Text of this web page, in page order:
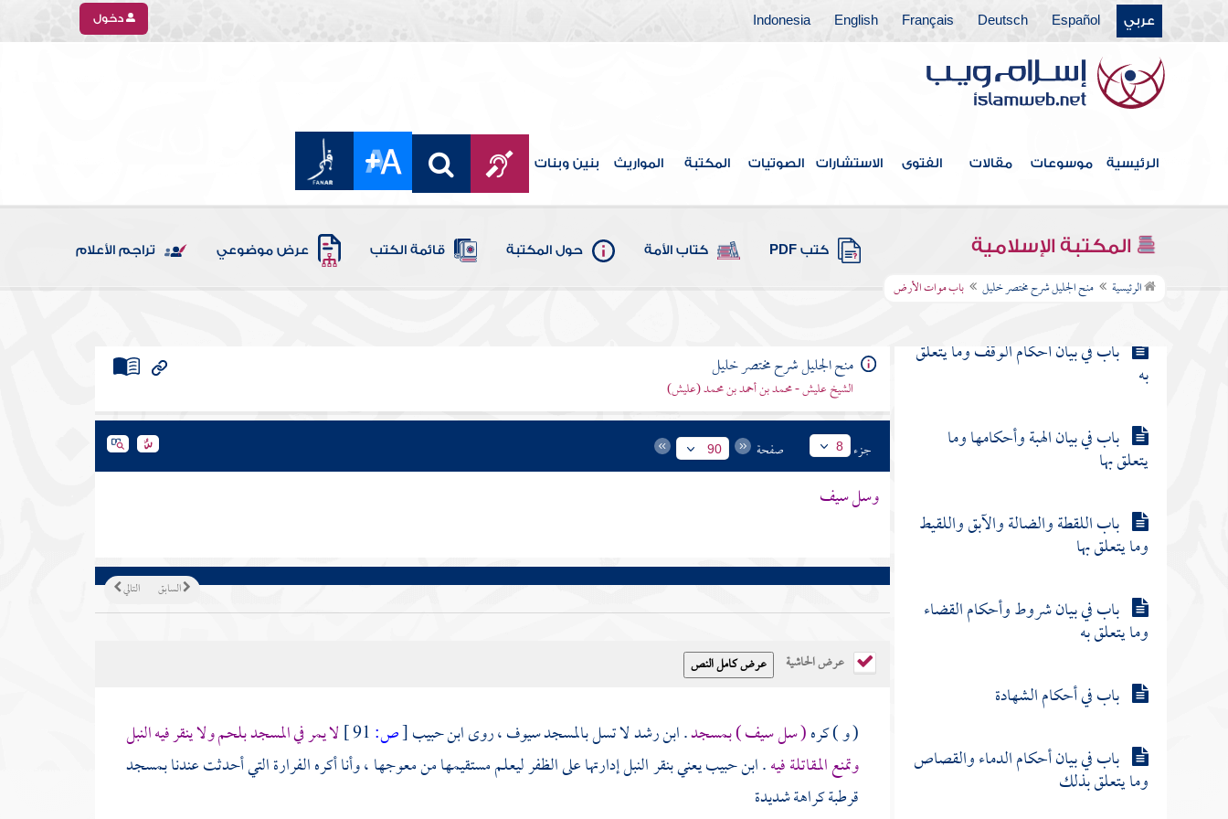
عربي Español
Deutsch
Français
English
Indonesia دخول
الرئيسية موسوعات مقالات الفتوى الاستشارات الصوتيات المكتبة المواريث بنين وبنات
المكتبة الإسلامية كتب PDF كتاب الأمة حول المكتبة قائمة الكتب عرض موضوعي تراجم الأعلام
الرئيسية منح الجليل شرح مختصر خليل باب موات الأرض
باب في بيان أحكام المساقاة
باب في بيان أحكام المغارسة
باب في بيان أحكام الإجارة وكراء الدواب
وغيرها
باب موات الأرض
باب في بيان أحكام الوقف وما يتعلق
به
باب في بيان الهبة وأحكامها وما
يتعلق بها
باب اللقطة والضالة والآبق واللقيط
وما يتعلق بها
باب في بيان شروط وأحكام القضاء
وما يتعلق به
باب في أحكام الشهادة
باب في بيان أحكام الدماء والقصاص
وما يتعلق بذلك
منح الجليل شرح مختصر خليل
الشيخ عليش - محمد بن أحمد بن محمد (عليش)
جزء 8 صفحة 90
وسل سيف
التالي السابق
عرض الحاشية
( و ) كره( سل سيف ) بمسجد.ابن رشدلا تسل بالمسجد سيوف ، روىابن حبيب[ص:
لا يمر في المسجد بلحم ولا ينقر فيه النبل
وتمنع المقاتلة فيه.ابن حبيبيعني بنقر النبل إدارتها على الظفر ليعلم مستقيمها من معوجها ، وأنا أكره الفرارة التي أحدثت عندنا بمسجد
قرطبةكراهة شديدة